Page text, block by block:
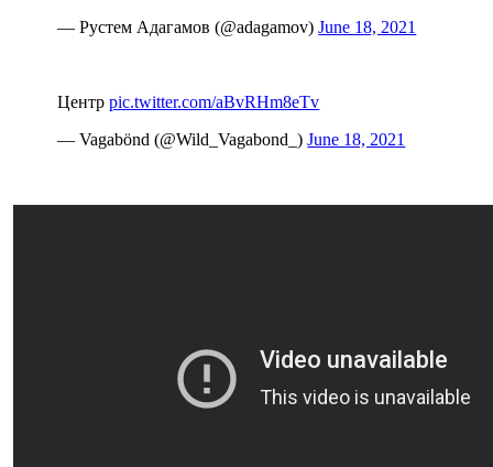
— Рустем Адагамов (@adagamov)June 18, 2021
Центрpic.twitter.com/aBvRHm8eTv
— Vagabönd (@Wild_Vagabond_)June 18, 2021